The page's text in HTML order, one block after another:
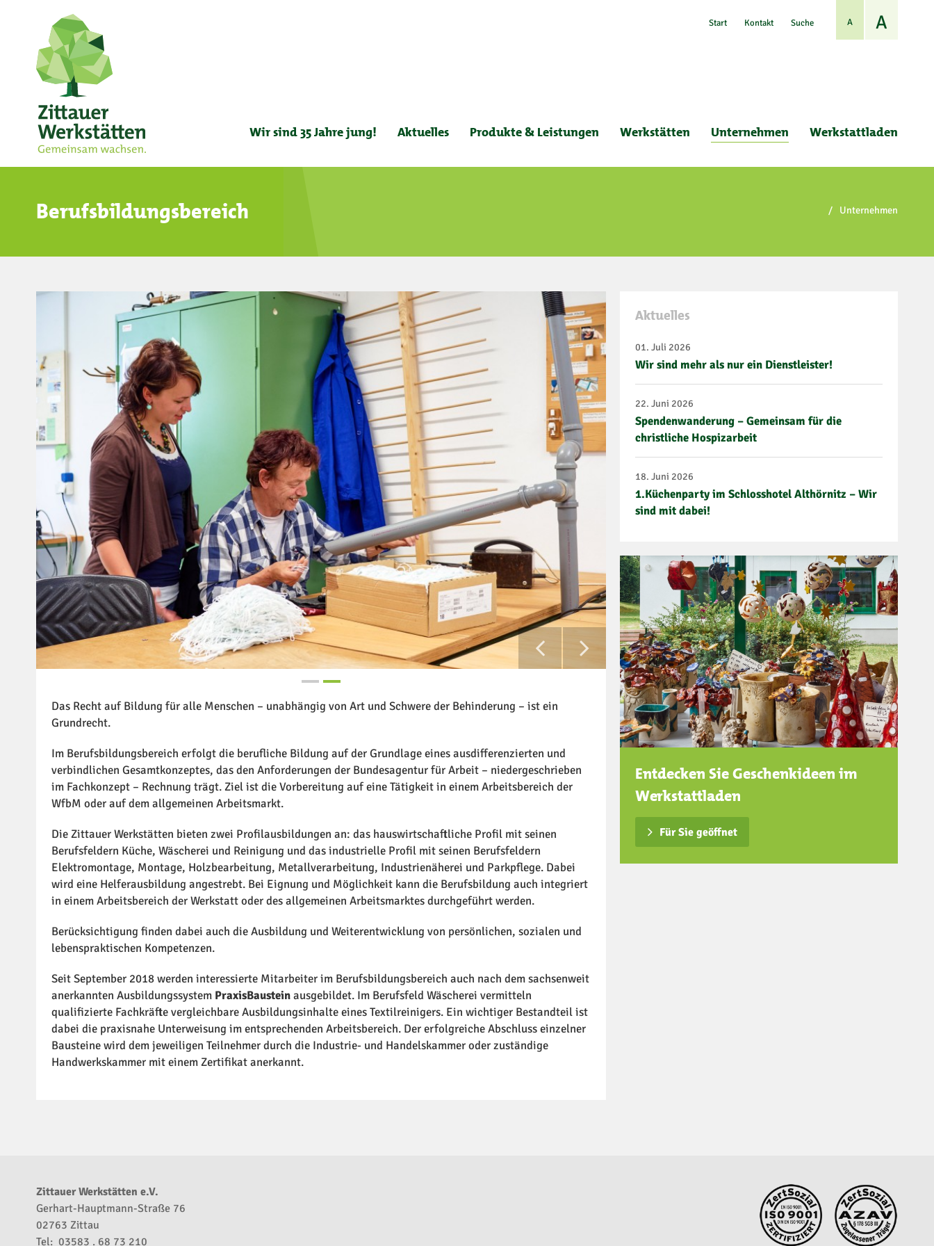
A A
Start Kontakt Suche
Wir sind 35 Jahre jung! Aktuelles Produkte & Leistungen Werkstätten Unternehmen Werkstattladen
Berufsbildungsbereich / Unternehmen
Das Recht auf Bildung für alle Menschen – unabhängig von Art und Schwere der Behinderung – ist ein
Grundrecht.
Im Berufsbildungsbereich erfolgt die berufliche Bildung auf der Grundlage eines ausdifferenzierten und
verbindlichen Gesamtkonzeptes, das den Anforderungen der Bundesagentur für Arbeit – niedergeschrieben
im Fachkonzept – Rechnung trägt. Ziel ist die Vorbereitung auf eine Tätigkeit in einem Arbeitsbereich der
WfbM oder auf dem allgemeinen Arbeitsmarkt.
Die Zittauer Werkstätten bieten zwei Profilausbildungen an: das hauswirtschaftliche Profil mit seinen
Berufsfeldern Küche, Wäscherei und Reinigung und das industrielle Profil mit seinen Berufsfeldern
Elektromontage, Montage, Holzbearbeitung, Metallverarbeitung, Industrienäherei und Parkpflege. Dabei
wird eine Helferausbildung angestrebt. Bei Eignung und Möglichkeit kann die Berufsbildung auch integriert
in einem Arbeitsbereich der Werkstatt oder des allgemeinen Arbeitsmarktes durchgeführt werden.
Berücksichtigung finden dabei auch die Ausbildung und Weiterentwicklung von persönlichen, sozialen und
lebenspraktischen Kompetenzen.
Seit September 2018 werden interessierte Mitarbeiter im Berufsbildungsbereich auch nach dem sachsenweit
anerkannten Ausbildungssystem PraxisBausteinausgebildet. Im Berufsfeld Wäscherei vermitteln
qualifizierte Fachkräfte vergleichbare Ausbildungsinhalte eines Textilreinigers. Ein wichtiger Bestandteil ist
dabei die praxisnahe Unterweisung im entsprechenden Arbeitsbereich. Der erfolgreiche Abschluss einzelner
Bausteine wird dem jeweiligen Teilnehmer durch die Industrie- und Handelskammer oder zuständige
Handwerkskammer mit einem Zertifikat anerkannt.
Aktuelles
01. Juli 2026
Wir sind mehr als nur ein Dienstleister!
22. Juni 2026
Spendenwanderung – Gemeinsam für die
christliche Hospizarbeit
18. Juni 2026
1.Küchenparty im Schlosshotel Althörnitz – Wir
sind mit dabei!
Entdecken Sie Geschenkideen im
Werkstattladen
Für Sie geöffnet
Zittauer Werkstätten e.V.
Gerhart-Hauptmann-Straße 76
02763 Zittau
Tel: 03583 . 68 73 210